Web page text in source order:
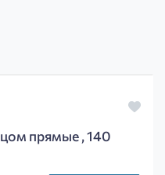
прямые , 140